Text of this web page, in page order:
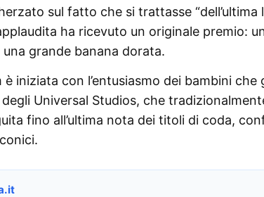
sul fatto che si trattasse “dell’ultima
ha ricevuto un originale premio:
grande banana dorata.
iniziata con l’entusiasmo dei bambini che
Universal Studios, che
fino all’ultima nota dei titoli di coda,